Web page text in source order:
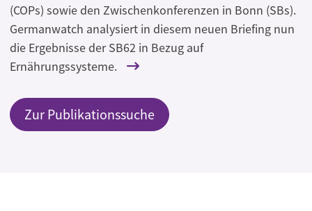
(COPs) sowie den Zwischenkonferenzen in Bonn (SBs).
Germanwatch analysiert in diesem neuen Briefing nun
die Ergebnisse der SB62 in Bezug auf
Ernährungssysteme.
Zur Publikationssuche